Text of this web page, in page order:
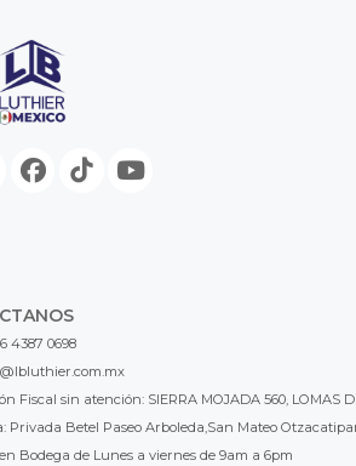
4387 0698
Fiscal sin atención: SIERRA MOJADA 560, LOMAS
Privada Betel Paseo Arboleda,San Mateo
Bodega de Lunes a viernes de 9am a 6pm